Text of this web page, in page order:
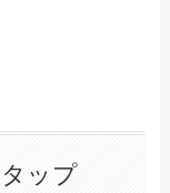
ップ